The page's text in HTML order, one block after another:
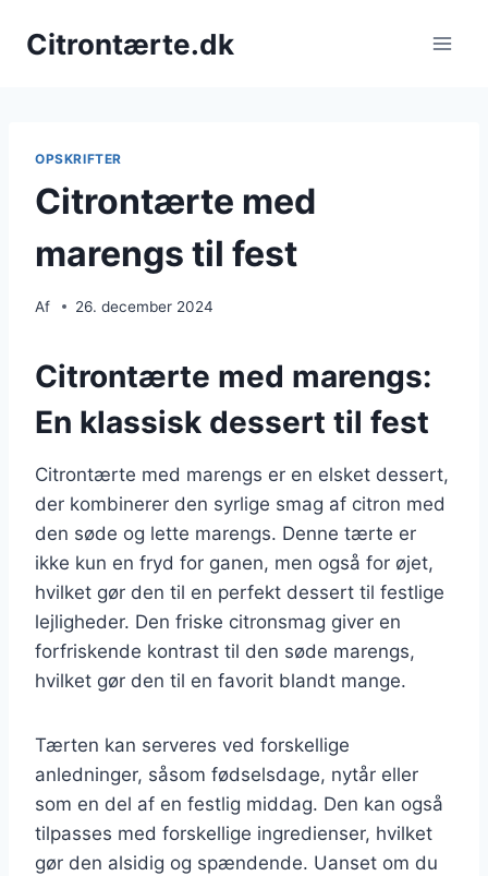
Citrontærte.dk
OPSKRIFTER
Citrontærte med
marengs til fest
Af 26. december 2024
Citrontærte med marengs:
En klassisk dessert til fest
Citrontærte med marengs er en elsket dessert,
der kombinerer den syrlige smag af citron med
den søde og lette marengs. Denne tærte er
ikke kun en fryd for ganen, men også for øjet,
hvilket gør den til en perfekt dessert til festlige
lejligheder. Den friske citronsmag giver en
forfriskende kontrast til den søde marengs,
hvilket gør den til en favorit blandt mange.
Tærten kan serveres ved forskellige
anledninger, såsom fødselsdage, nytår eller
som en del af en festlig middag. Den kan også
tilpasses med forskellige ingredienser, hvilket
gør den alsidig og spændende. Uanset om du